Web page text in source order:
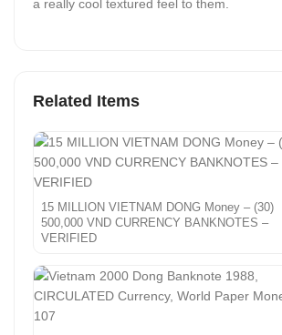
a really cool textured feel to them.
Related Items
15 MILLION VIETNAM DONG Money – (30)
500,000 VND CURRENCY BANKNOTES –
VERIFIED